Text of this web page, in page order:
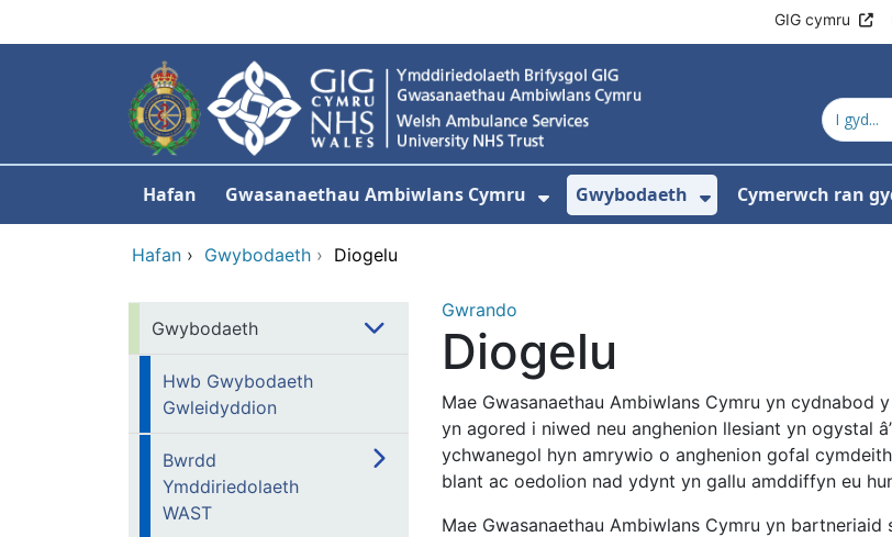
GIG cymru
Hafan Gwasanaethau Ambiwlans Cymru
Dangos isddewislen ar gyfer
Gwybodaeth
Dangos
Cymerwch ran
Hafan › Gwybodaeth › Diogelu
Gwybodaeth
Hwb Gwybodaeth
Gwleidyddion
Bwrdd
Ymddiriedolaeth
WAST
Gwrando
Diogelu
Mae Gwasanaethau Ambiwlans Cymru yn cydnabod
yn agored i niwed neu anghenion llesiant yn ogystal
ychwanegol hyn amrywio o anghenion gofal
blant ac oedolion nad ydynt yn gallu amddiffyn eu
Mae Gwasanaethau Ambiwlans Cymru yn